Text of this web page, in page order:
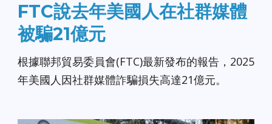
FTC說去年美國人在社群媒體
被騙21億元
根據聯邦貿易委員會(FTC)最新發布的報告，2025
年美國人因社群媒體詐騙損失高達21億元。